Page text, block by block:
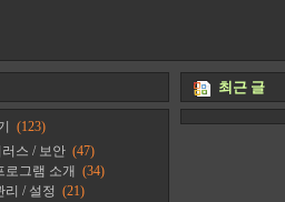
(123)
스 / 보안 (47)
로그램 소개 (34)
리 / 설정 (21)
최근 글